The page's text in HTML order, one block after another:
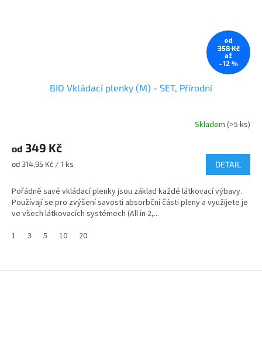
od
358 Kč
až
–12 %
BIO Vkládací plenky (M) - SET, Přírodní
produktu
5,0
5
hvězdiček.
Skladem(>5 ks)
od 349 Kč
Měrná
od 314,95 Kč / 1 ks DETAIL
Pořádně savé vkládací plenky jsou základ každé látkovací výbavy.
Používají se pro zvýšení savosti absorbční části pleny a využijete je
ve všech látkovacích systémech (All in 2,...
1
3 5 10 20